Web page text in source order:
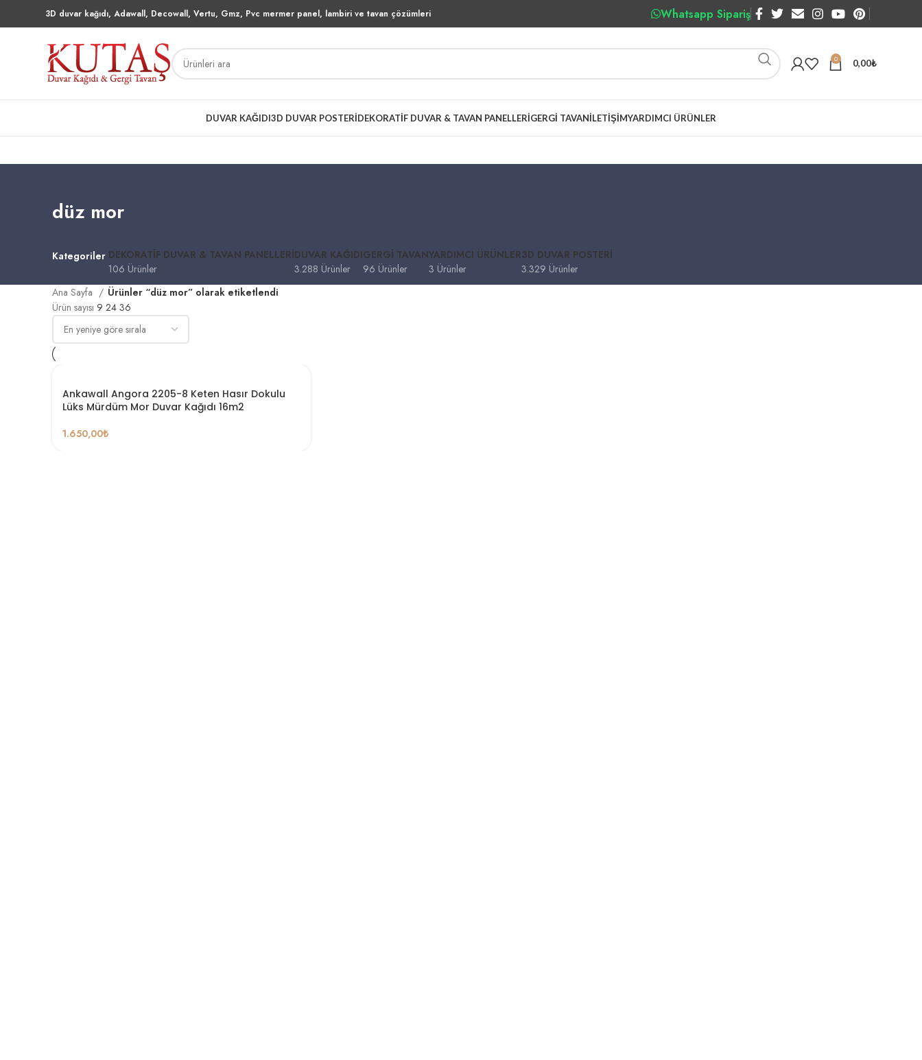
3D duvar kağıdı, Adawall, Decowall, Vertu, Gmz, Pvc mermer panel, lambiri ve tavan çözümleri Whatsapp Sipariş
0 0,00₺
DUVAR KAĞIDI3D DUVAR POSTERIDEKORATIF DUVAR & TAVAN PANELLERIGERGI TAVANİLETIŞIMYARDIMCI ÜRÜNLER
düz mor
Kategoriler DEKORATIF DUVAR & TAVAN PANELLERI
106 Ürünler
DUVAR KAĞIDI
3.288 Ürünler
GERGI TAVAN
96 Ürünler
YARDIMCI ÜRÜNLER
3 Ürünler
3D DUVAR POSTERI
3.329 Ürünler
Ana Sayfa
Ürünler “düz mor” olarak etiketlendi
Ürün sayısı 9 24 36
Ankawall Angora 2205-8 Keten Hasır Dokulu
Lüks Mürdüm Mor Duvar Kağıdı 16m2
1.650,00₺